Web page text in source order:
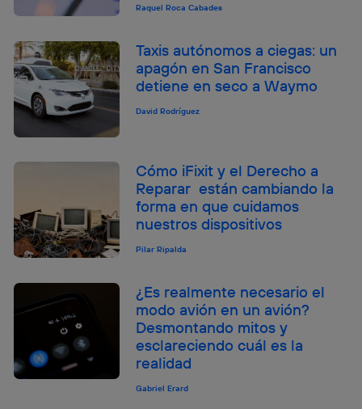
Raquel Roca Cabades
Taxis autónomos a ciegas: un
apagón en San Francisco
detiene en seco a Waymo
David Rodríguez
Cómo iFixit y el Derecho a
Reparar están cambiando la
forma en que cuidamos
nuestros dispositivos
Pilar Ripalda
¿Es realmente necesario el
modo avión en un avión?
Desmontando mitos y
esclareciendo cuál es la
realidad
Gabriel Erard